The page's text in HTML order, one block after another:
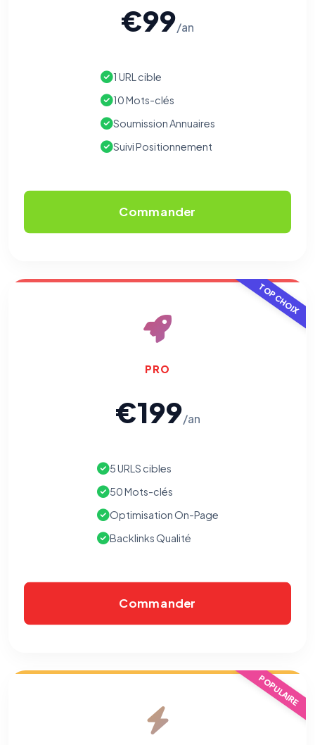
€99/an
1 URL cible
10 Mots-clés
Soumission Annuaires
Suivi Positionnement
Commander
TOP CHOIX
PRO
€199/an
5 URLS cibles
50 Mots-clés
Optimisation On-Page
Backlinks Qualité
Commander
POPULAIRE
Nécessaires au fonctionnement du site : session, sécurité,
mémorisation de vos choix de consentement. Ils ne